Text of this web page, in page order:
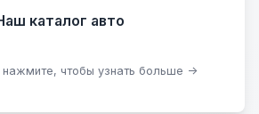
каталог авто
нажмите, чтобы узнать больше →
каталог